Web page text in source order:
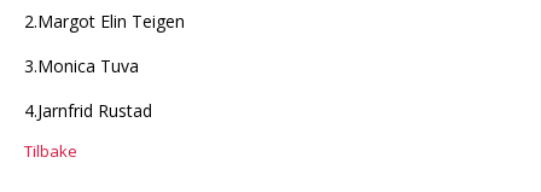
2.Margot Elin Teigen
3.Monica Tuva
4.Jarnfrid Rustad
Tilbake